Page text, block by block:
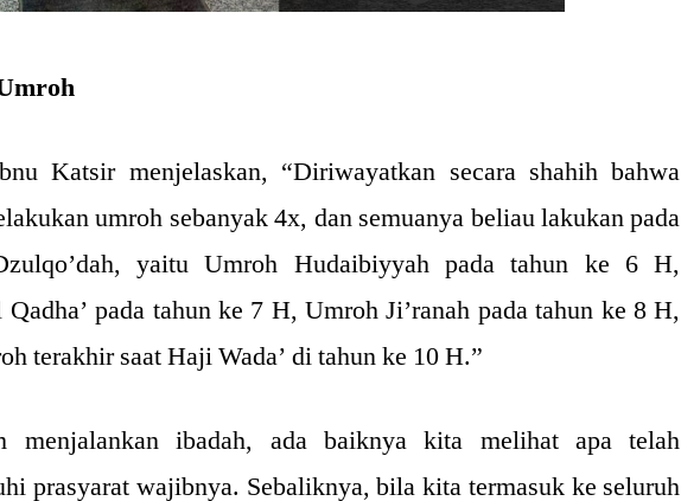
Katsir menjelaskan, “Diriwayatkan secara shahih bahwa
umroh sebanyak 4x, dan semuanya beliau lakukan pada
yaitu Umroh Hudaibiyyah pada tahun ke 6 H,
pada tahun ke 7 H, Umroh Ji’ranah pada tahun ke 8 H,
terakhir saat Haji Wada’ di tahun ke 10 H.”
menjalankan ibadah, ada baiknya kita melihat apa telah
prasyarat wajibnya. Sebaliknya, bila kita termasuk ke seluruh